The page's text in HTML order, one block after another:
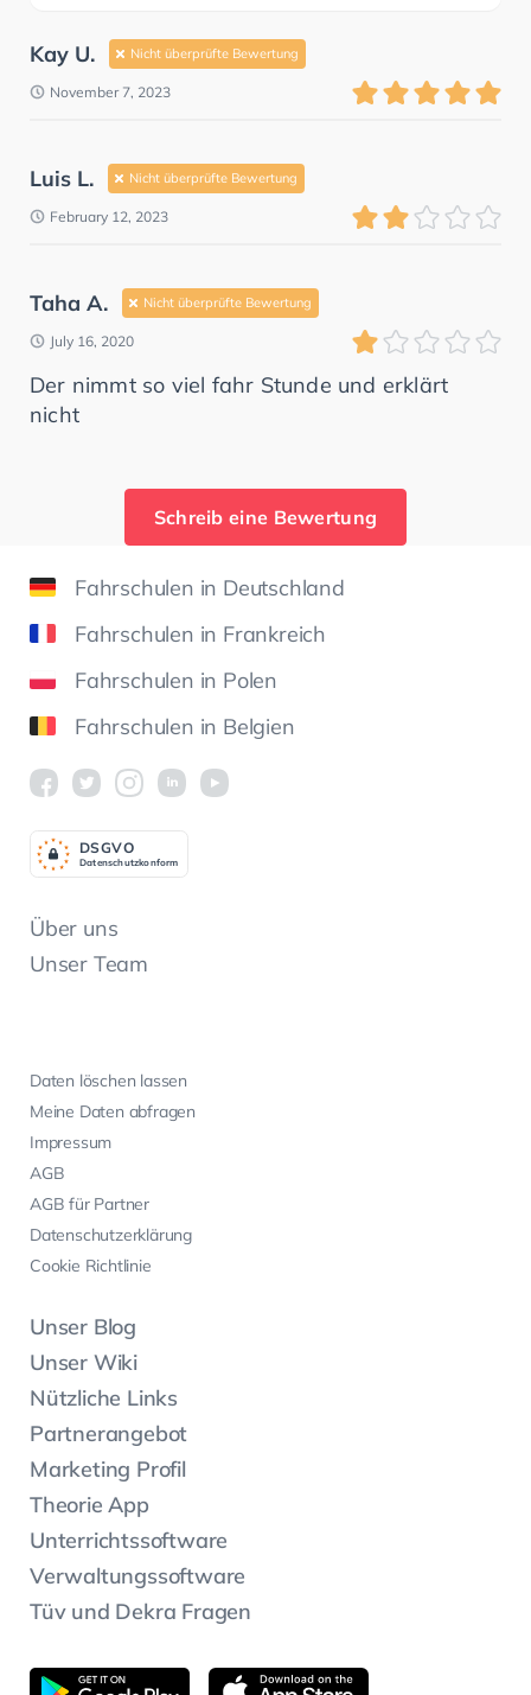
Kay U. Nicht überprüfte Bewertung
November 7, 2023
Luis L. Nicht überprüfte Bewertung
February 12, 2023
Taha A. Nicht überprüfte Bewertung
July 16, 2020
Der nimmt so viel fahr Stunde und erklärt
nicht
Schreib eine Bewertung
Fahrschulen in Deutschland
Fahrschulen in Frankreich
Fahrschulen in Polen
Fahrschulen in Belgien
Über uns
Unser Team
Daten löschen lassen
Meine Daten abfragen
Impressum
AGB
AGB für Partner
Datenschutzerklärung
Cookie Richtlinie
Unser Blog
Unser Wiki
Nützliche Links
Partnerangebot
Marketing Profil
Theorie App
Unterrichtssoftware
Verwaltungssoftware
Tüv und Dekra Fragen
Datenschutzkonform
DSGVO